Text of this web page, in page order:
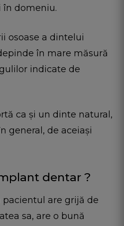
în domeniu.
osoase a dintelui
în mare măsură
indicate de
ca și un dinte natural,
general, de aceiași
dentar ?
pacientul are grijă de
sa, are o bună